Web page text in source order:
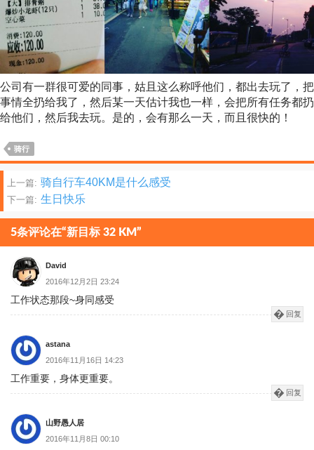
公司有一群很可爱的同事，姑且这么称呼他们，都出去玩了，把
事情全扔给我了，然后某一天估计我也一样，会把所有任务都扔
给他们，然后我去玩。是的，会有那么一天，而且很快的！
骑行
文
章
分
页
上一篇: 骑自行车40KM是什么感受
下一篇: 生日快乐
5条评论在“新目标 32 KM”
David
2016年12月2日 23:24
工作状态那段~身同感受
回复
astana
2016年11月16日 14:23
工作重要，身体更重要。
回复
山野愚人居
2016年11月8日 00:10